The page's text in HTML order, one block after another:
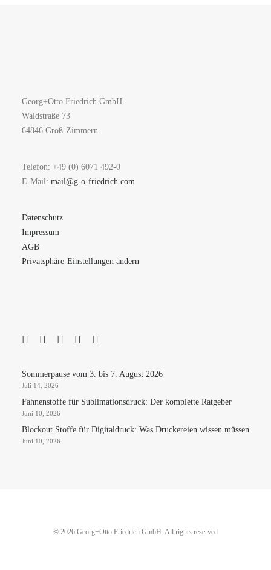
Georg+Otto Friedrich GmbH
Waldstraße 73
64846 Groß-Zimmern
Telefon: +49 (0) 6071 492-0
E-Mail: mail@g-o-friedrich.com
Datenschutz
Impressum
AGB
Privatsphäre-Einstellungen ändern
Sommerpause vom 3. bis 7. August 2026
Juli 14, 2026
Fahnenstoffe für Sublimationsdruck: Der komplette Ratgeber
Juni 10, 2026
Blockout Stoffe für Digitaldruck: Was Druckereien wissen müssen
Juni 10, 2026
© 2026 Georg+Otto Friedrich GmbH. All rights reserved